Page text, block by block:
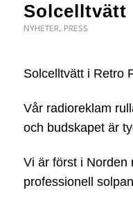
Solcelltvätt
NYHETER, PRESS
Solcelltvätt i Retro
Vår radioreklam
och budskapet är
Vi är först i Norden
professionell